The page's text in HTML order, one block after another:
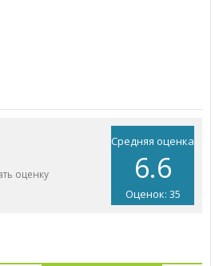
Средняя оценка
6.6
Оценок: 35
оценку